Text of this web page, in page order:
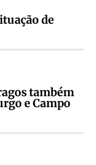
de
também
e Campo